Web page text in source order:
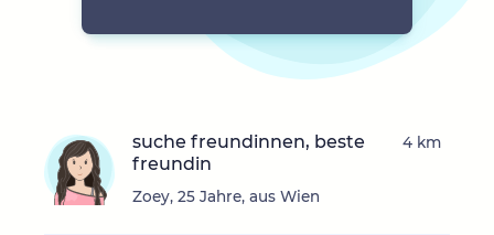
suche freundinnen, beste
freundin
Zoey, 25 Jahre, aus Wien
4 km